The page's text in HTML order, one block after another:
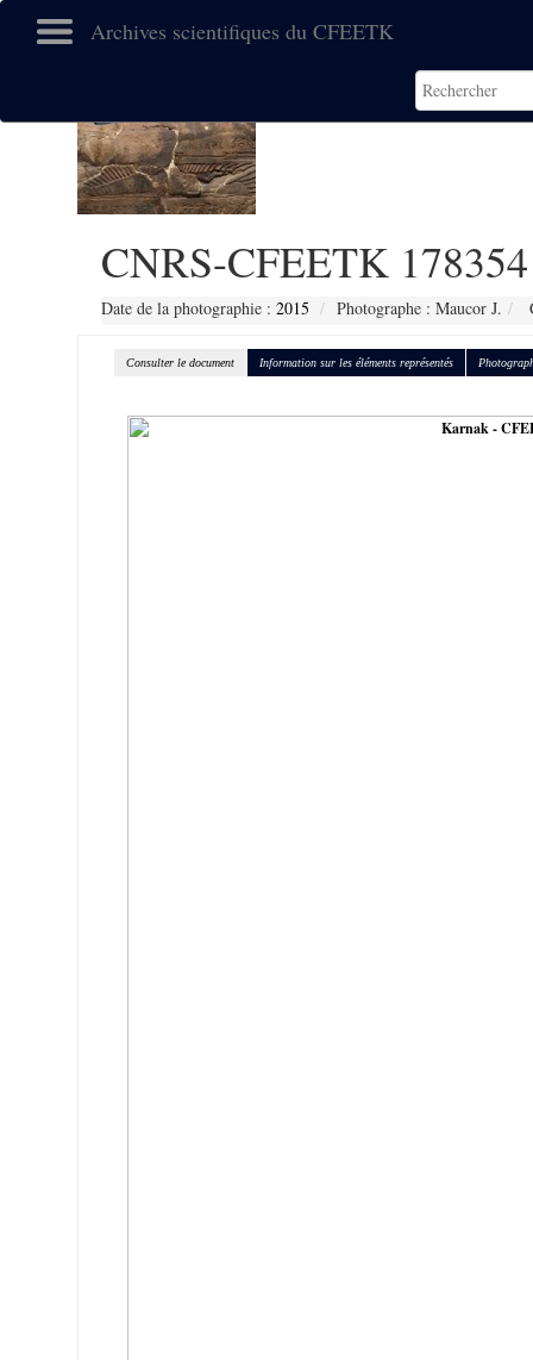
Archives scientifiques du CFEETK
CNRS-CFEETK 178354
Date de la photographie : 2015 Photographe : Maucor J.
Consulter le document Information sur les éléments représentés